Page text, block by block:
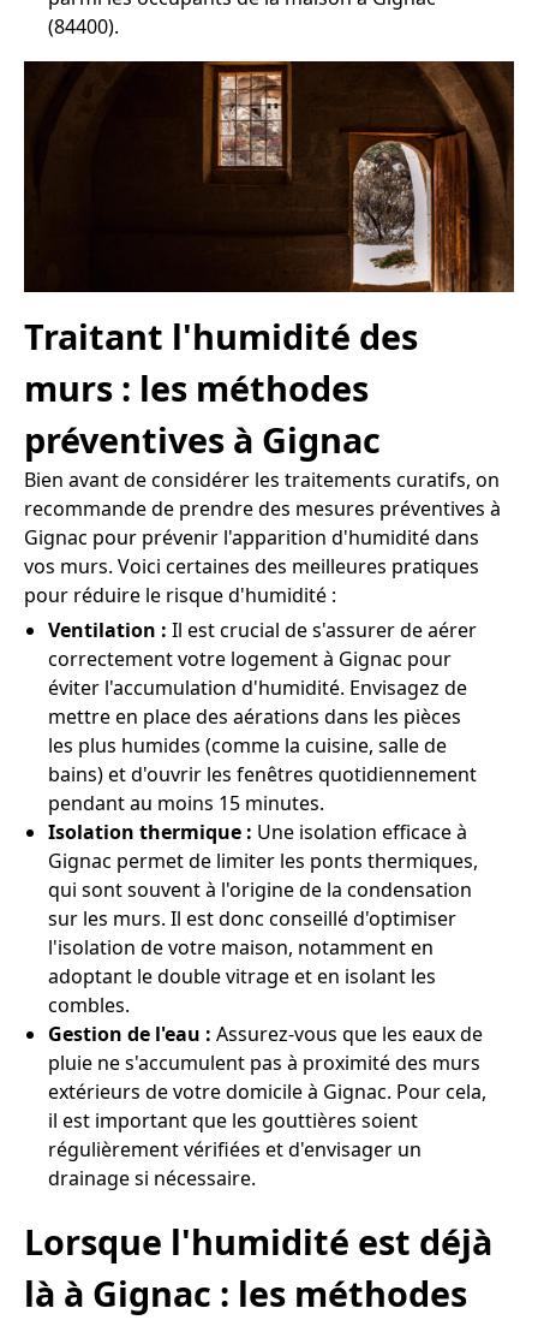
(84400).
Traitant l'humidité des
murs : les méthodes
préventives à Gignac
Bien avant de considérer les traitements curatifs, on
recommande de prendre des mesures préventives à
Gignac pour prévenir l'apparition d'humidité dans
vos murs. Voici certaines des meilleures pratiques
pour réduire le risque d'humidité :
Ventilation : Il est crucial de s'assurer de aérer
correctement votre logement à Gignac pour
éviter l'accumulation d'humidité. Envisagez de
mettre en place des aérations dans les pièces
les plus humides (comme la cuisine, salle de
bains) et d'ouvrir les fenêtres quotidiennement
pendant au moins 15 minutes.
Isolation thermique : Une isolation efficace à
Gignac permet de limiter les ponts thermiques,
qui sont souvent à l'origine de la condensation
sur les murs. Il est donc conseillé d'optimiser
l'isolation de votre maison, notamment en
adoptant le double vitrage et en isolant les
combles.
Gestion de l'eau : Assurez-vous que les eaux de
pluie ne s'accumulent pas à proximité des murs
extérieurs de votre domicile à Gignac. Pour cela,
il est important que les gouttières soient
régulièrement vérifiées et d'envisager un
drainage si nécessaire.
Lorsque l'humidité est déjà
là à Gignac : les méthodes